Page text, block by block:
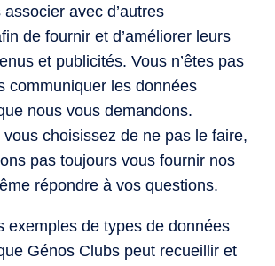
avec d’autres
de fournir et d’améliorer leurs
et publicités. Vous n’êtes pas
communiquer les données
nous vous demandons.
choisissez de ne pas le faire,
pas toujours vous fournir nos
répondre à vos questions.
exemples de types de données
Génos Clubs peut recueillir et